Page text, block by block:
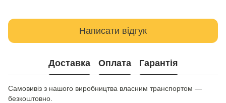
Написати відгук
Доставка Оплата Гарантія
Самовивіз з нашого виробництва власним транспортом —
безкоштовно.